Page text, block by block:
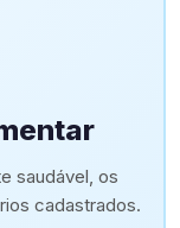
saudável, os
cadastrados.